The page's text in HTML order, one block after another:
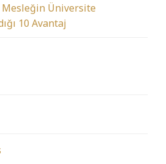
Mesleğin Üniversite
10 Avantaj